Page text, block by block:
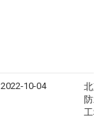
2022-10-04
北京
防水
工程